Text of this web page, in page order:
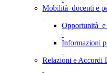
Mobilità docenti e
Opportunità e
Informazioni
Relazioni e Accordi